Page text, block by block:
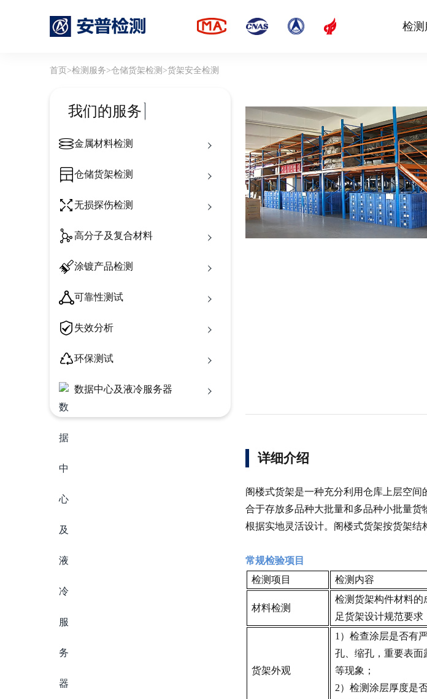
检测
首页 >检测服务>仓储货架检测 >货架安全检测
我们的服务
金属材料检测
仓储货架检测
无损探伤检测
高分子及复合材料
涂镀产品检测
可靠性测试
失效分析
环保测试
数据中心及液冷服务器
详细介绍
阁楼式货架是一种充分利用仓库上层空
合于存放多品种大批量和多品种小批量
根据实地灵活设计。阁楼式货架按货架结
常规检验项目
检测项目
检测内容
材料检测
检测货架构件材料的
足货架设计规范要求
货架外观
1）检查涂层是否有
孔、缩孔，重要表面
等现象；
2）检测涂层厚度是